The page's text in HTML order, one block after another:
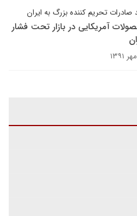
صادرات تحریم کننده بزرگ به ایران
آمریکایی در بازار تحت فشار